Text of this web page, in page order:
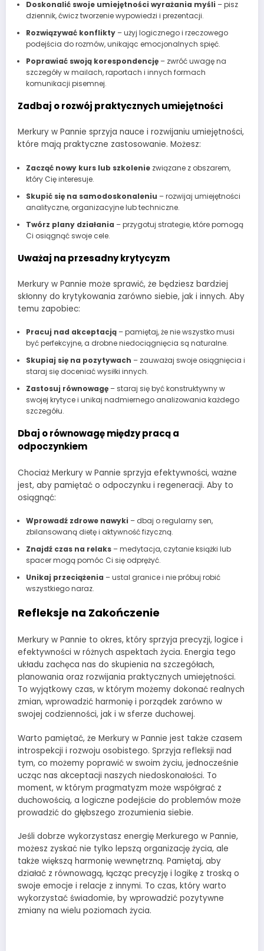
Doskonalić swoje umiejętności wyrażania myśli – pisz
dziennik, ćwicz tworzenie wypowiedzi i prezentacji.
Rozwiązywać konflikty– użyj logicznego i rzeczowego
podejścia do rozmów, unikając emocjonalnych spięć.
Poprawiać swoją korespondencję– zwróć uwagę na
szczegóły w mailach, raportach i innych formach
komunikacji pisemnej.
Zadbaj o rozwój praktycznych umiejętności
Merkury w Pannie sprzyja nauce i rozwijaniu umiejętności,
które mają praktyczne zastosowanie. Możesz:
Zacząć nowy kurs lub szkoleniezwiązane z obszarem,
który Cię interesuje.
Skupić się na samodoskonaleniu – rozwijaj umiejętności
analityczne, organizacyjne lub techniczne.
Twórz plany działania – przygotuj strategie, które pomogą
Ci osiągnąć swoje cele.
Uważaj na przesadny krytycyzm
Merkury w Pannie może sprawić, że będziesz bardziej
skłonny do krytykowania zarówno siebie, jak i innych. Aby
temu zapobiec:
Pracuj nad akceptacją– pamiętaj, że nie wszystko musi
być perfekcyjne, a drobne niedociągnięcia są naturalne.
Skupiaj się na pozytywach – zauważaj swoje osiągnięcia i
staraj się doceniać wysiłki innych.
Zastosuj równowagę– staraj się być konstruktywny w
swojej krytyce i unikaj nadmiernego analizowania każdego
szczegółu.
Dbaj o równowagę między pracą a
odpoczynkiem
Chociaż Merkury w Pannie sprzyja efektywności, ważne
jest, aby pamiętać o odpoczynku i regeneracji. Aby to
osiągnąć:
Wprowadź zdrowe nawyki – dbaj o regularny sen,
zbilansowaną dietę i aktywność fizyczną.
Znajdź czas na relaks– medytacja, czytanie książki lub
spacer mogą pomóc Ci się odprężyć.
Unikaj przeciążenia – ustal granice i nie próbuj robić
wszystkiego naraz.
Refleksje na Zakończenie
Merkury w Pannie to okres, który sprzyja precyzji, logice i
efektywności w różnych aspektach życia. Energia tego
układu zachęca nas do skupienia na szczegółach,
planowania oraz rozwijania praktycznych umiejętności.
To wyjątkowy czas, w którym możemy dokonać realnych
zmian, wprowadzić harmonię i porządek zarówno w
swojej codzienności, jak i w sferze duchowej.
Warto pamiętać, że Merkury w Pannie jest także czasem
introspekcji i rozwoju osobistego. Sprzyja refleksji nad
tym, co możemy poprawić w swoim życiu, jednocześnie
ucząc nas akceptacji naszych niedoskonałości. To
moment, w którym pragmatyzm może współgrać z
duchowością, a logiczne podejście do problemów może
prowadzić do głębszego zrozumienia siebie.
Jeśli dobrze wykorzystasz energię Merkurego w Pannie,
możesz zyskać nie tylko lepszą organizację życia, ale
także większą harmonię wewnętrzną. Pamiętaj, aby
działać z równowagą, łącząc precyzję i logikę z troską o
swoje emocje i relacje z innymi. To czas, który warto
wykorzystać świadomie, by wprowadzić pozytywne
zmiany na wielu poziomach życia.